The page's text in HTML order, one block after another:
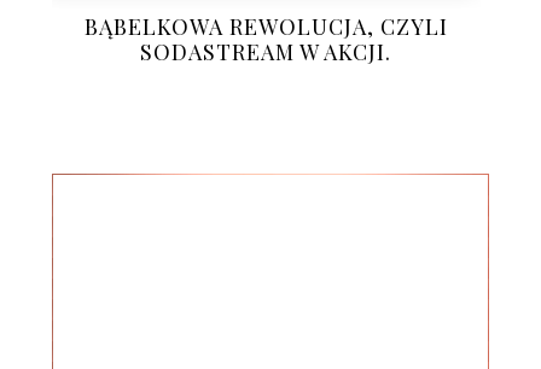
BĄBELKOWA REWOLUCJA, CZYLI
SODASTREAM W AKCJI.